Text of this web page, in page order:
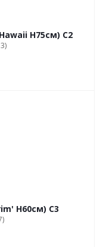
Н75см) С2
Н60см) С3